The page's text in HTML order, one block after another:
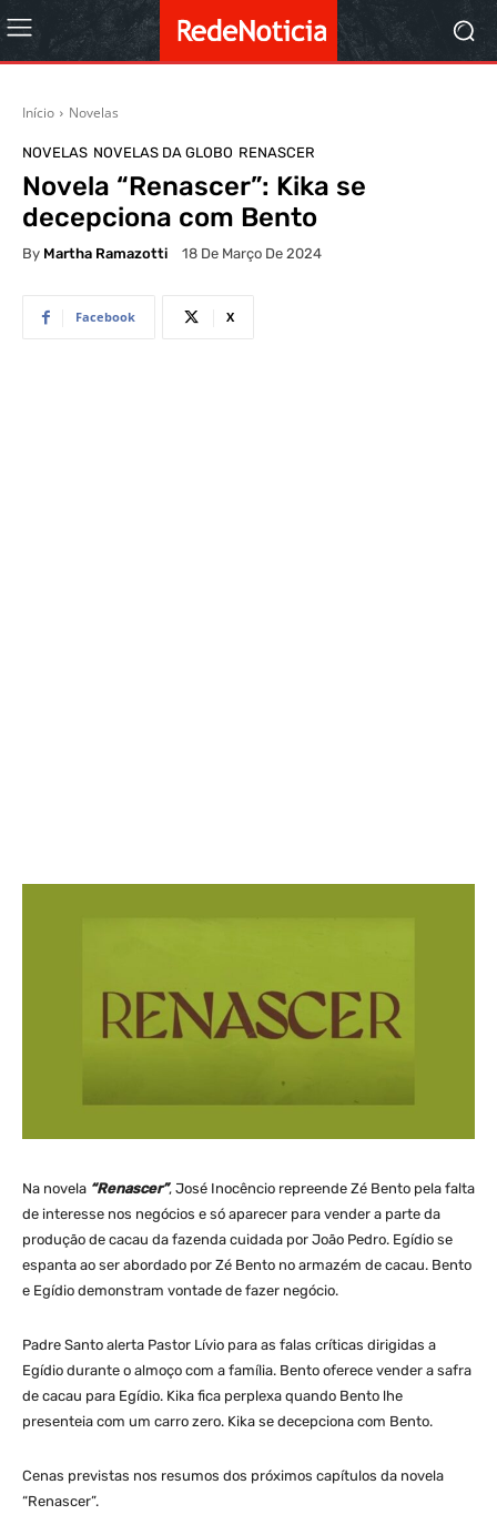
Início Novelas
NOVELAS NOVELAS DA GLOBO RENASCER
Novela “Renascer”: Kika se
decepciona com Bento
By Martha Ramazotti 18 De Março De 2024
Facebook X
Na novela “Renascer”, José Inocêncio repreende Zé Bento pela falta
de interesse nos negócios e só aparecer para vender a parte da
produção de cacau da fazenda cuidada por João Pedro. Egídio se
espanta ao ser abordado por Zé Bento no armazém de cacau. Bento
e Egídio demonstram vontade de fazer negócio.
Padre Santo alerta Pastor Lívio para as falas críticas dirigidas a
Egídio durante o almoço com a família. Bento oferece vender a safra
de cacau para Egídio. Kika fica perplexa quando Bento lhe
presenteia com um carro zero. Kika se decepciona com Bento.
Cenas previstas nos resumos dos próximos capítulos da novela
“Renascer”.